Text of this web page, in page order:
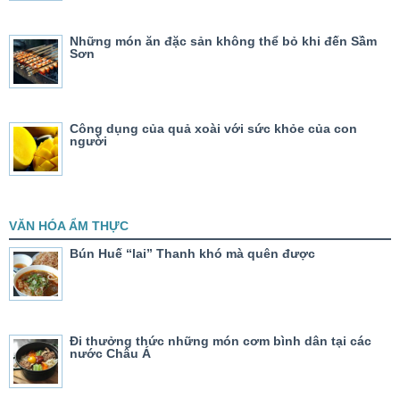
Những món ăn đặc sản không thể bỏ khi đến Sầm
Sơn
Công dụng của quả xoài với sức khỏe của con
người
VĂN HÓA ẨM THỰC
Bún Huế “lai” Thanh khó mà quên được
Đi thưởng thức những món cơm bình dân tại các
nước Châu Á